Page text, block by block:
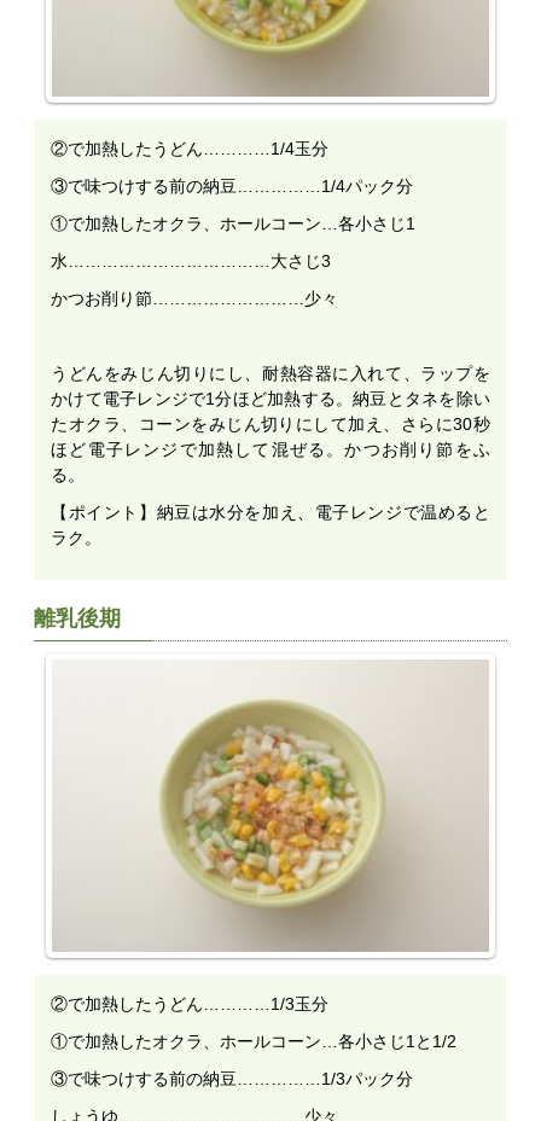
②で加熱したうどん…………1/4玉分
③で味つけする前の納豆……………1/4パック分
①で加熱したオクラ、ホールコーン…各小さじ1
水………………………………大さじ3
かつお削り節………………………少々
うどんをみじん切りにし、耐熱容器に入れて、ラップを
かけて電子レンジで1分ほど加熱する。納豆とタネを除い
たオクラ、コーンをみじん切りにして加え、さらに30秒
ほど電子レンジで加熱して混ぜる。かつお削り節をふ
る。
【ポイント】納豆は水分を加え、電子レンジで温めると
ラク。
離乳後期
②で加熱したうどん…………1/3玉分
①で加熱したオクラ、ホールコーン…各小さじ1と1/2
③で味つけする前の納豆……………1/3パック分
しょうゆ……………………………少々